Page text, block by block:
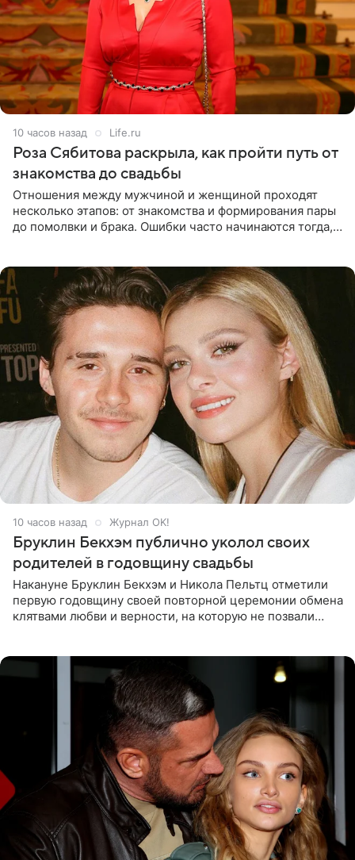
10 часов назад Life.ru
Роза Сябитова раскрыла, как пройти путь от
знакомства до свадьбы
Отношения между мужчиной и женщиной проходят
несколько этапов: от знакомства и формирования пары
до помолвки и брака. Ошибки часто начинаются тогда,
10 часов назад Журнал OK!
Бруклин Бекхэм публично уколол своих
родителей в годовщину свадьбы
Накануне Бруклин Бекхэм и Никола Пельтц отметили
первую годовщину своей повторной церемонии обмена
клятвами любви и верности, на которую не позвали